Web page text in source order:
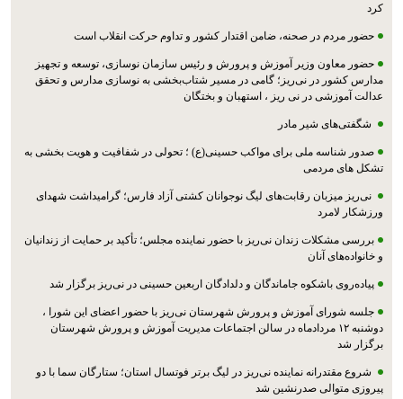
کرد
حضور مردم در صحنه، ضامن اقتدار کشور و تداوم حرکت انقلاب است
حضور معاون وزیر آموزش و پرورش و رئیس سازمان نوسازی، توسعه و تجهیز
مدارس کشور در نی‌ریز؛ گامی در مسیر شتاب‌بخشی به نوسازی مدارس و تحقق
عدالت آموزشی در نی ریز ، استهبان و بختگان
شگفتی‌های شیر مادر
صدور شناسه ملی برای مواکب حسینی(ع) ؛ تحولی در شفافیت و هویت بخشی به
تشکل های مردمی
نی‌ریز میزبان رقابت‌های لیگ نوجوانان کشتی آزاد فارس؛ گرامیداشت شهدای
ورزشکار لامرد
بررسی مشکلات زندان نی‌ریز با حضور نماینده مجلس؛ تأکید بر حمایت از زندانیان
و خانواده‌های آنان
پیاده‌روی باشکوه جاماندگان و دلدادگان اربعین حسینی در نی‌ریز برگزار شد
جلسه شورای آموزش و پرورش شهرستان نی‌ریز با حضور اعضای این شورا ،
دوشنبه ۱۲ مردادماه در سالن اجتماعات مدیریت آموزش و پرورش شهرستان
برگزار شد
شروع مقتدرانه نماینده نی‌ریز در لیگ برتر فوتسال استان؛ ستارگان سما با دو
پیروزی متوالی صدرنشین شد